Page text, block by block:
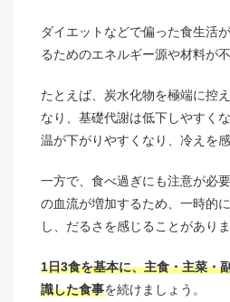
ダイエットなどで偏った食生活
るためのエネルギー源や材料が
たとえば、炭水化物を極端に控
なり、基礎代謝は低下しやすく
温が下がりやすくなり、冷えを
一方で、食べ過ぎにも注意が必
の血流が増加するため、一時的
し、だるさを感じることがありま
1日3食を基本に、主食・主菜・
識した食事を続けましょう。